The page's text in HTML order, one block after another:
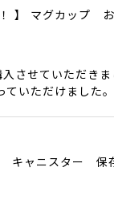
！ 】 マグカッ
させていただき
いただけました
】 キャニスタ